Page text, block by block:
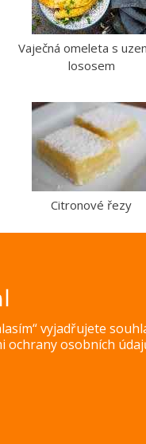
Vaječná omeleta s
lososem
Citronové řezy
vyjadřujete
ochrany osobních